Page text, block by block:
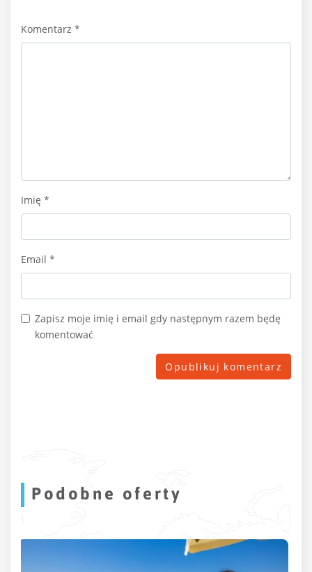
Komentarz *
Imię *
Email *
Zapisz moje imię i email gdy następnym razem będę
komentować
Podobne oferty